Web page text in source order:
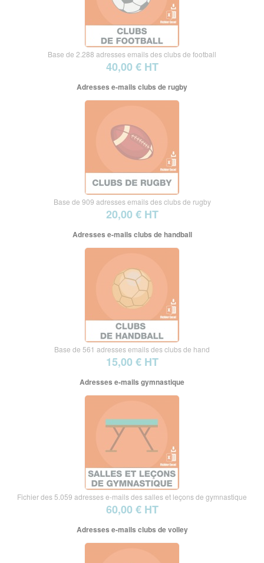
Base de 2.288 adresses emails des clubs de football
40,00 € HT
Adresses e-mails clubs de rugby
Base de 909 adresses emails des clubs de rugby
20,00 € HT
Adresses e-mails clubs de handball
Base de 561 adresses emails des clubs de hand
15,00 € HT
Adresses e-mails gymnastique
Fichier des 5.059 adresses e-mails des salles et leçons de gymnastique
60,00 € HT
Adresses e-mails clubs de volley